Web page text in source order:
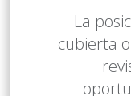
La
cubierta